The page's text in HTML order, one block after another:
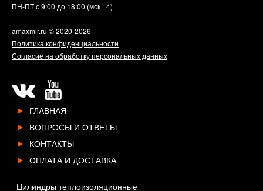
ПН-ПТ с 9:00 до 18:00 (мск +4)
amaxmir.ru © 2020-2026
Политика конфиденциальности
Согласие на обработку персональных данных
ГЛАВНАЯ
ВОПРОСЫ И ОТВЕТЫ
КОНТАКТЫ
ОПЛАТА И ДОСТАВКА
Цилиндры теплоизоляционные